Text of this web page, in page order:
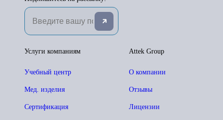
Attek Group
О компании
Отзывы
Лицензии
Услуги компаниям
Учебный центр
Мед. изделия
Сертификация